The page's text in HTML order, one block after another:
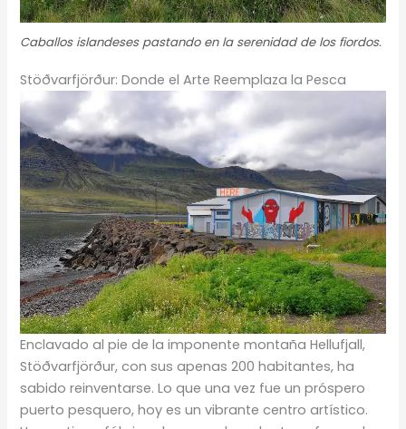
Caballos islandeses pastando en la serenidad de los fiordos.
Stöðvarfjörður: Donde el Arte Reemplaza la Pesca
Enclavado al pie de la imponente montaña Hellufjall,
Stöðvarfjörður, con sus apenas 200 habitantes, ha
sabido reinventarse. Lo que una vez fue un próspero
puerto pesquero, hoy es un vibrante centro artístico.